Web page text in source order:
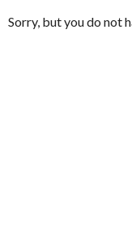
Sorry, but you do not